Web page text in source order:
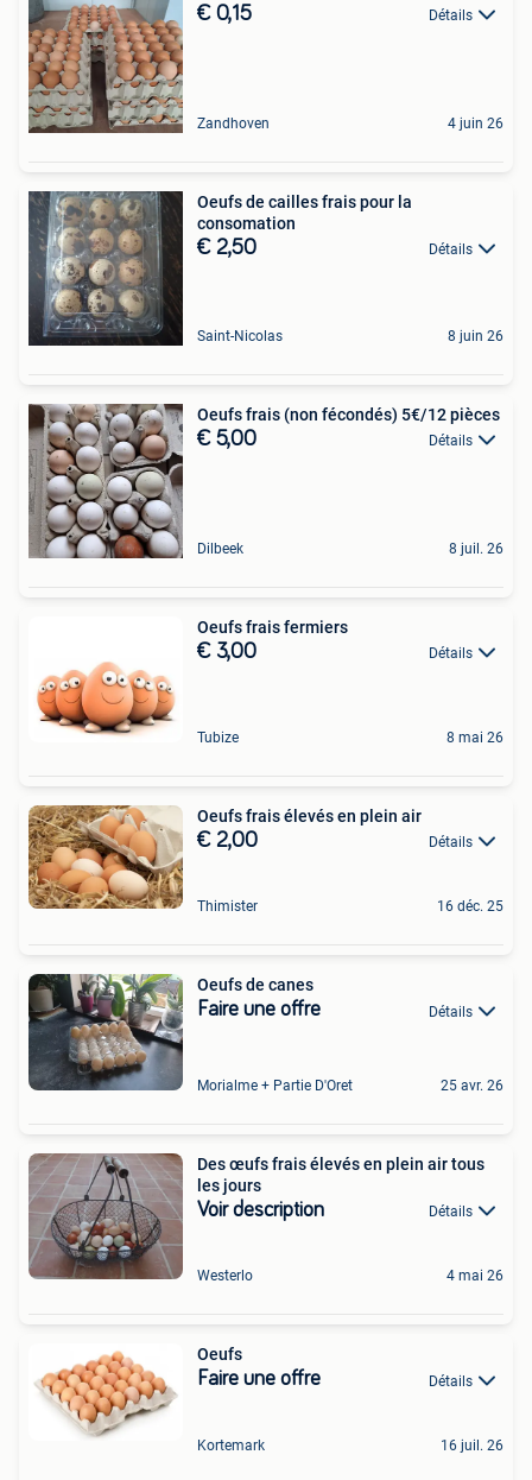
€ 0,15 Détails
Zandhoven 4 juin 26
Oeufs de cailles frais pour la
consomation
€ 2,50 Détails
Saint-Nicolas 8 juin 26
Oeufs frais (non fécondés) 5€/12 pièces
€ 5,00 Détails
Dilbeek 8 juil. 26
Oeufs frais fermiers
€ 3,00 Détails
Tubize 8 mai 26
Oeufs frais élevés en plein air
€ 2,00 Détails
Thimister 16 déc. 25
Oeufs de canes
Faire une offre Détails
Morialme + Partie D'Oret 25 avr. 26
Des œufs frais élevés en plein air tous
les jours
Voir description Détails
Westerlo 4 mai 26
Oeufs
Faire une offre Détails
Kortemark 16 juil. 26